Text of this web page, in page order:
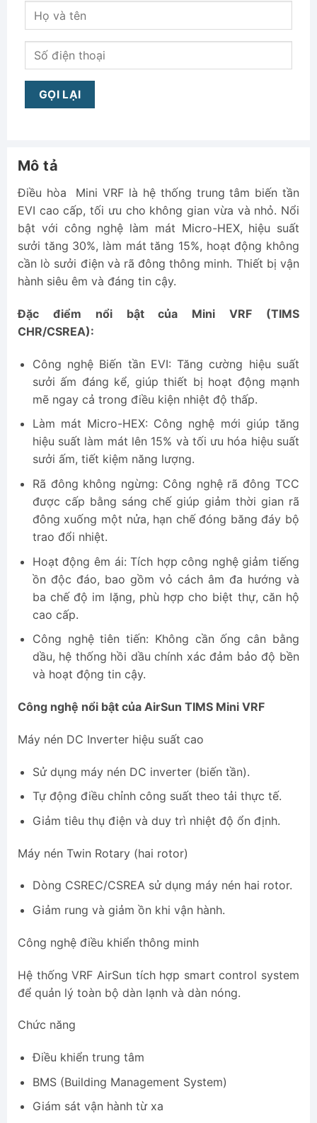
Mô tả
Điều hòa Mini VRF là hệ thống trung tâm biến tần
EVI cao cấp, tối ưu cho không gian vừa và nhỏ. Nổi
bật với công nghệ làm mát Micro-HEX, hiệu suất
sưởi tăng 30%, làm mát tăng 15%, hoạt động không
cần lò sưởi điện và rã đông thông minh. Thiết bị vận
hành siêu êm và đáng tin cậy.
Đặc điểm nổi bật của Mini VRF (TIMS
CHR/CSREA):
Công nghệ Biến tần EVI: Tăng cường hiệu suất
sưởi ấm đáng kể, giúp thiết bị hoạt động mạnh
mẽ ngay cả trong điều kiện nhiệt độ thấp.
Làm mát Micro-HEX: Công nghệ mới giúp tăng
hiệu suất làm mát lên 15% và tối ưu hóa hiệu suất
sưởi ấm, tiết kiệm năng lượng.
Rã đông không ngừng: Công nghệ rã đông TCC
được cấp bằng sáng chế giúp giảm thời gian rã
đông xuống một nửa, hạn chế đóng băng đáy bộ
trao đổi nhiệt.
Hoạt động êm ái: Tích hợp công nghệ giảm tiếng
ồn độc đáo, bao gồm vỏ cách âm đa hướng và
ba chế độ im lặng, phù hợp cho biệt thự, căn hộ
cao cấp.
Công nghệ tiên tiến: Không cần ống cân bằng
dầu, hệ thống hồi dầu chính xác đảm bảo độ bền
và hoạt động tin cậy.
Công nghệ nổi bật của AirSun TIMS Mini VRF
Máy nén DC Inverter hiệu suất cao
Sử dụng máy nén DC inverter (biến tần).
Tự động điều chỉnh công suất theo tải thực tế.
Giảm tiêu thụ điện và duy trì nhiệt độ ổn định.
Máy nén Twin Rotary (hai rotor)
Dòng CSREC/CSREA sử dụng máy nén hai rotor.
Giảm rung và giảm ồn khi vận hành.
Công nghệ điều khiển thông minh
Hệ thống VRF AirSun tích hợp smart control system
để quản lý toàn bộ dàn lạnh và dàn nóng.
Chức năng
Điều khiển trung tâm
BMS (Building Management System)
Giám sát vận hành từ xa